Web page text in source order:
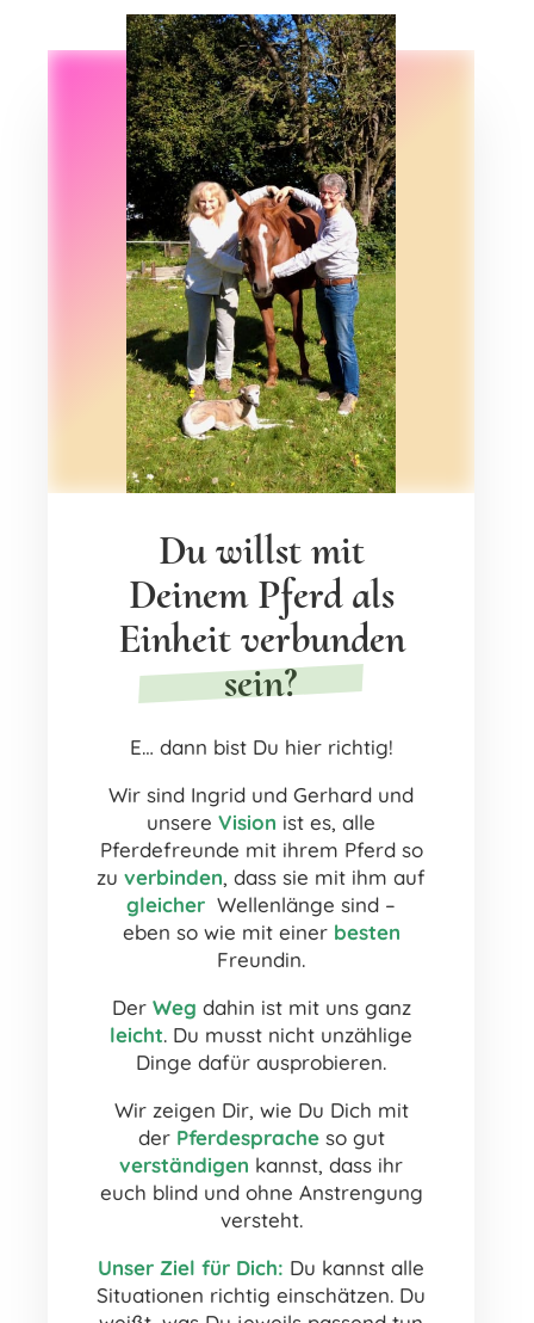
Du willst mit
Deinem Pferd als
Einheit verbunden
sein?
E… dann bist Du hier richtig!
Wir sind Ingrid und Gerhard und
unsereVision ist es, alle
Pferdefreunde mit ihrem Pferd so
zuverbinden, dass sie mit ihm auf
gleicher Wellenlänge sind –
eben so wie mit einer besten
Freundin.
Der Weg dahin ist mit uns ganz
leicht. Du musst nicht unzählige
Dinge dafür ausprobieren.
Wir zeigen Dir, wie Du Dich mit
der Pferdespracheso gut
verständigen kannst, dass ihr
euch blind und ohne Anstrengung
versteht.
Unser Ziel für Dich: Du kannst alle
Situationen richtig einschätzen. Du